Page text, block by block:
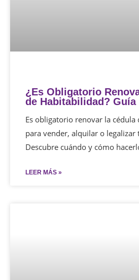
¿Es Obligatorio
de Habitabilidad? Guía
Es obligatorio renovar la cédula
para vender, alquilar o legalizar
Descubre cuándo y cómo
LEER MÁS »